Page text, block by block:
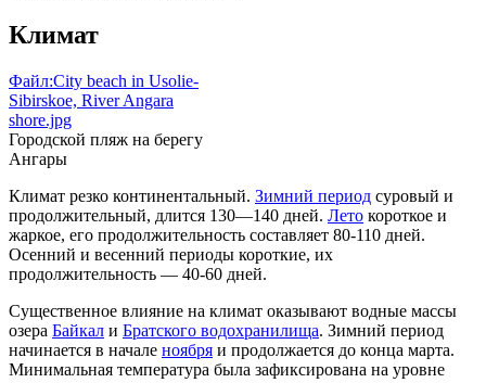
Климат
Файл:City beach in Usolie-
Sibirskoe, River Angara
shore.jpg
Городской пляж на берегу
Ангары
Климат резко континентальный. Зимний период суровый и
продолжительный, длится 130—140 дней. Лето короткое и
жаркое, его продолжительность составляет 80-110 дней.
Осенний и весенний периоды короткие, их
продолжительность — 40-60 дней.
Существенное влияние на климат оказывают водные массы
озера Байкал и Братского водохранилища. Зимний период
начинается в начале ноября и продолжается до конца марта.
Минимальная температура была зафиксирована на уровне